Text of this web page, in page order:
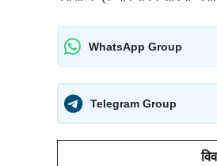
WhatsApp Group
Telegram Group